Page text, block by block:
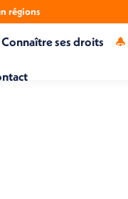
régions
Connaître ses droits